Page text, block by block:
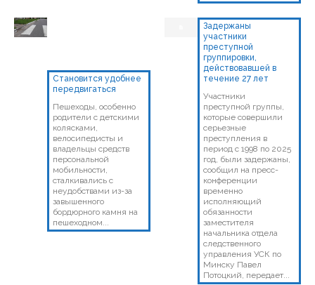
Становится удобнее
передвигаться
Пешеходы, особенно
родители с детскими
колясками,
велосипедисты и
владельцы средств
персональной
мобильности,
сталкивались с
неудобствами из-за
завышенного
бордюрного камня на
пешеходном...
Задержаны
участники
преступной
группировки,
действовавшей в
течение 27 лет
Участники
преступной группы,
которые совершили
серьезные
преступления в
период с 1998 по 2025
год, были задержаны,
сообщил на пресс-
конференции
временно
исполняющий
обязанности
заместителя
начальника отдела
следственного
управления УСК по
Минску Павел
Потоцкий, передает...